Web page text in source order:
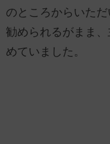
のところからいた
勧められるがまま
めていました。